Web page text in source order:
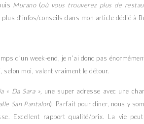
Murano(où vous trouverez plus de
plus d’infos/conseils dans mon article dédié à
d’un week-end, je n’ai donc pas
selon moi, valent vraiment le détour.
« Da Sara », une super adresse avec une
San Pantalon). Parfait pour dîner, nous y
Excellent rapport qualité/prix. La vie